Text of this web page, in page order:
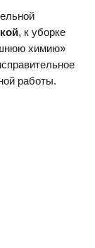
, к уборке
химию»
работы.